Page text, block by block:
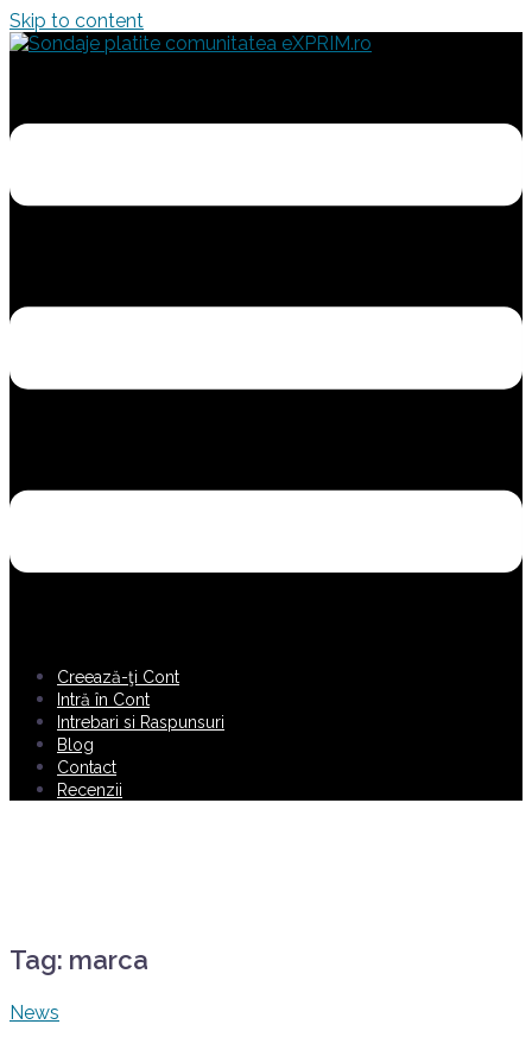
Skip to content
Creează-ţi Cont
Intră în Cont
Intrebari si Raspunsuri
Blog
Contact
Recenzii
Tag: marca
News